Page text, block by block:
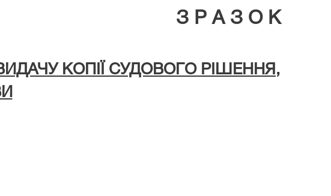
З Р А З О К
КОПІЇ СУДОВОГО РІШЕННЯ,